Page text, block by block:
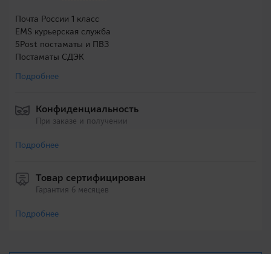
Почта России 1 класс
EMS курьерская служба
5Post постаматы и ПВЗ
Постаматы СДЭК
Подробнее
Конфиденциальность
При заказе и получении
Подробнее
Товар сертифицирован
Гарантия 6 месяцев
Подробнее